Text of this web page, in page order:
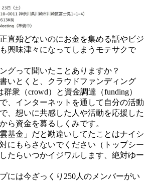
直殆どないのにお金を集める話やビジ
興味津々になってしまうモテサクで
グって聞いたことありますか？
いとくと、クラウドファンディング
群衆（crowd）と資金調達（funding）
、インターネットを通して自分の活動
、想いに共感した人や活動を応援した
ら資金を募るしくみです。
基金」だと勘違いしてたことはナイシ
にもらさないでください（トップシー
たらいつかイジワルします、絶対ゆー
には今ざっくり250人のメンバーがい